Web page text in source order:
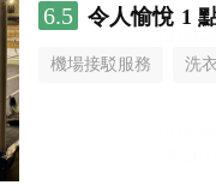
6.5 令人愉悅 1
機場接駁服務 洗